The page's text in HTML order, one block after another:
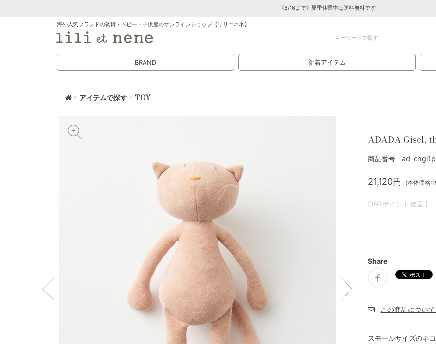
《8/16まで》夏季休業中は送料無料です
海外人気ブランドの雑貨・ベビー・子供服のオンラインショップ【リリエネネ】
BRAND 新着アイテム
> アイテムで探す >TOY
ADADA Gisel,
商品番号 ad-
21,120円 (本体価格
[192ポイント進呈 ]
Share
スモールサイズのネ